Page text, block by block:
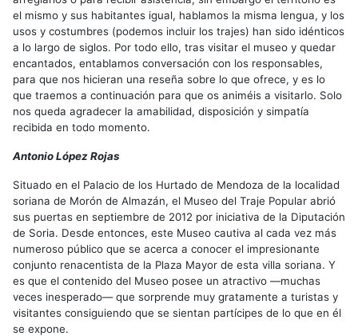
el mismo y sus habitantes igual, hablamos la misma lengua, y los
usos y costumbres (podemos incluir los trajes) han sido idénticos
a lo largo de siglos. Por todo ello, tras visitar el museo y quedar
encantados, entablamos conversación con los responsables,
para que nos hicieran una reseña sobre lo que ofrece, y es lo
que traemos a continuación para que os animéis a visitarlo. Solo
nos queda agradecer la amabilidad, disposición y simpatía
recibida en todo momento.
Antonio López Rojas
Situado en el Palacio de los Hurtado de Mendoza de la localidad
soriana de Morón de Almazán, el Museo del Traje Popular abrió
sus puertas en septiembre de 2012 por iniciativa de la Diputación
de Soria. Desde entonces, este Museo cautiva al cada vez más
numeroso público que se acerca a conocer el impresionante
conjunto renacentista de la Plaza Mayor de esta villa soriana. Y
es que el contenido del Museo posee un atractivo —muchas
veces inesperado— que sorprende muy gratamente a turistas y
visitantes consiguiendo que se sientan partícipes de lo que en él
se expone.